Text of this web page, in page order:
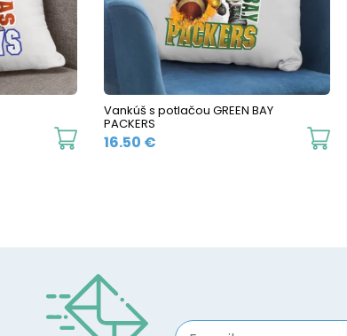
Vankúš s potlačou GREEN BAY
PACKERS
16.50 €